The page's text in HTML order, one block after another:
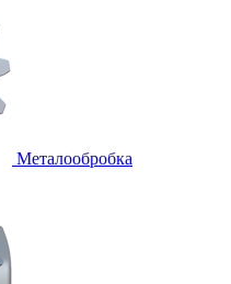
Металообробка